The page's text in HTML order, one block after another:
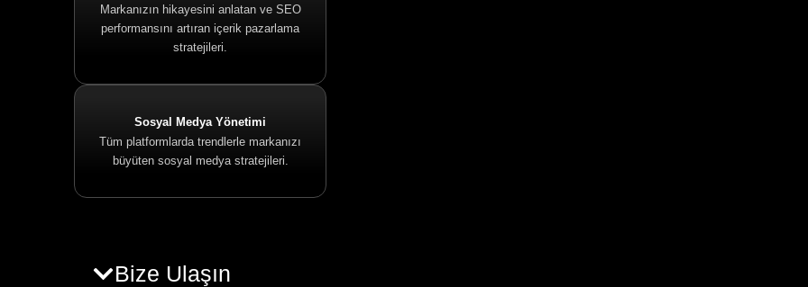
Markanızın hikayesini anlatan ve SEO
performansını artıran içerik pazarlama
stratejileri.
Sosyal Medya Yönetimi
Tüm platformlarda trendlerle markanızı
büyüten sosyal medya stratejileri.
Bize Ulaşın